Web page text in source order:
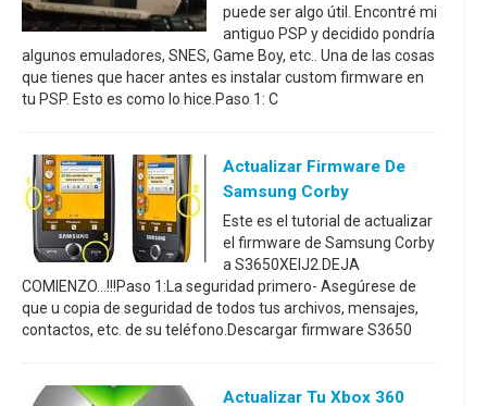
puede ser algo útil. Encontré mi
antiguo PSP y decidido pondría
algunos emuladores, SNES, Game Boy, etc.. Una de las cosas
que tienes que hacer antes es instalar custom firmware en
tu PSP. Esto es como lo hice.Paso 1: C
Actualizar Firmware De
Samsung Corby
Este es el tutorial de actualizar
el firmware de Samsung Corby
a S3650XEIJ2.DEJA
COMIENZO...!!!Paso 1:La seguridad primero- Asegúrese de
que u copia de seguridad de todos tus archivos, mensajes,
contactos, etc. de su teléfono.Descargar firmware S3650
Actualizar Tu Xbox 360